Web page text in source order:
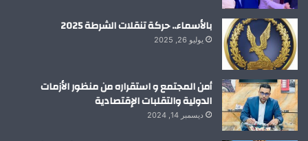
بالأسماء.. حركة تنقلات الشرطة 2025
يوليو 26, 2025
أمن المجتمع و استقراره من منظور الأزمات
الدولية والتقلبات الإقتصادية
ديسمبر 14, 2024